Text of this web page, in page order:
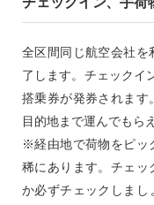
全区間同じ航空会社を
了します。チェックイ
搭乗券が発券されます
目的地まで運んでもら
※経由地で荷物をピッ
稀にあります。チェッ
か必ずチェックしまし